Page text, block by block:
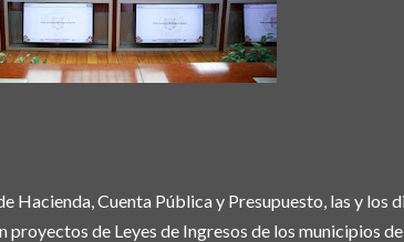
Hacienda, Cuenta Pública y Presupuesto, las y los
de Leyes de Ingresos de los municipios de